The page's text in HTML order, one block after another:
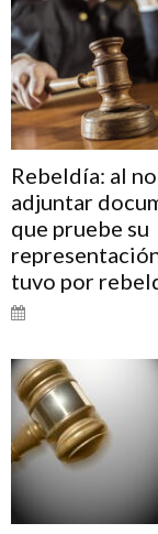
Rebeldía: al no
adjuntar
que pruebe su
tuvo por